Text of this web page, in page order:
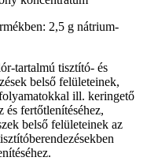
2,5 g nátrium-
tartalmú tisztító- és
belső felületeinek,
ill. keringető
és fertőtlenítéséhez,
belső felületeinek az